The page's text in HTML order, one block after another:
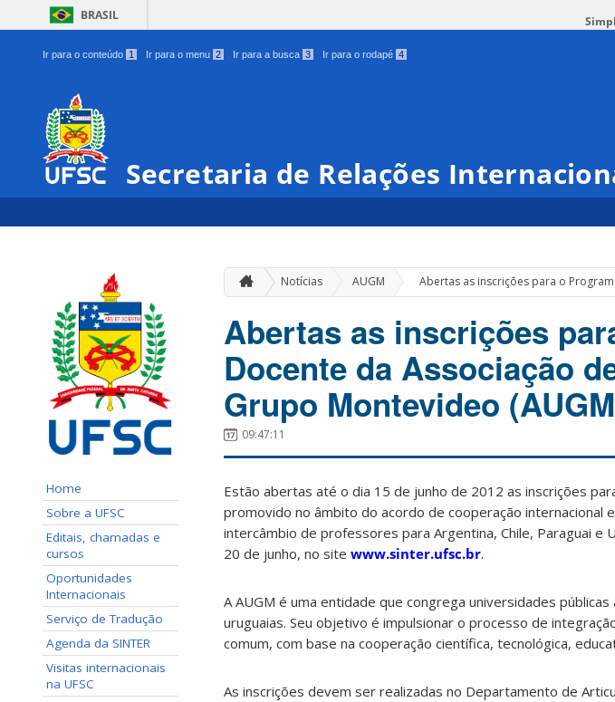
BRASIL
Ir para o conteúdo 1 Ir para o menu 2 Ir para a busca 3 Ir para o rodapé 4
Secretaria de Relações
Home
Sobre a UFSC
Editais, chamadas e
cursos
Oportunidades
Internacionais
Serviço de Tradução
Agenda da SINTER
Visitas internacionais
na UFSC
Notícias AUGM » Abertas as inscrições para o
Abertas as inscrições
Docente da Associação
Grupo Montevideo
09:47:11
Estão abertas até o dia 15 de junho de 2012 as inscrições
promovido no âmbito do acordo de cooperação internacional
intercâmbio de professores para Argentina, Chile, Paraguai e
20 de junho, no site www.sinter.ufsc.br.
A AUGM é uma entidade que congrega universidades
uruguaias. Seu objetivo é impulsionar o processo de
comum, com base na cooperação científica, tecnológica,
As inscrições devem ser realizadas no Departamento de